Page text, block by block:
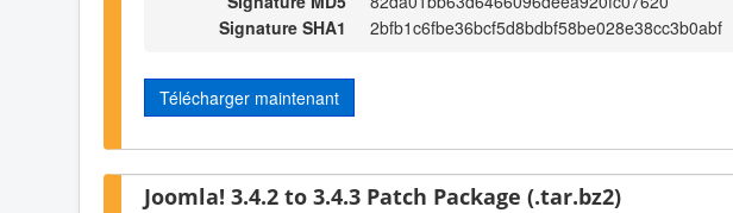
Signature SHA1
2bfb1c6fbe36bcf5d8bdbf58be028e38cc3b0abf
Télécharger maintenant
Joomla! 3.4.2 to 3.4.3 Patch Package (.tar.bz2)